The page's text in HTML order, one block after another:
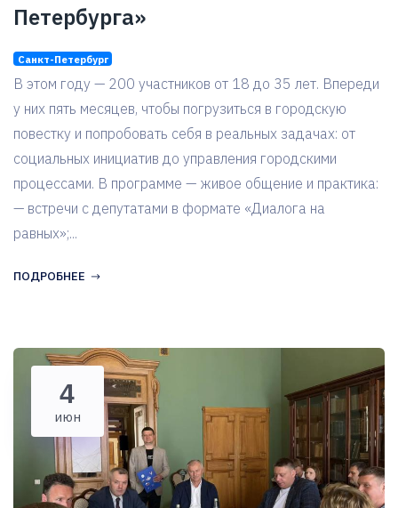
Петербурга»
Санкт-Петербург
В этом году — 200 участников от 18 до 35 лет. Впереди
у них пять месяцев, чтобы погрузиться в городскую
повестку и попробовать себя в реальных задачах: от
социальных инициатив до управления городскими
процессами. В программе — живое общение и практика:
— встречи с депутатами в формате «Диалога на
равных»;...
ПОДРОБНЕЕ
4
июн